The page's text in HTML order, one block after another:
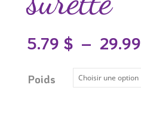
5.79 $ – 29.99
Poids